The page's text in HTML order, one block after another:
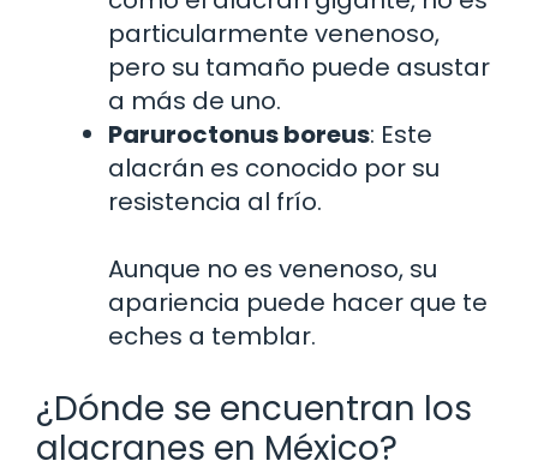
particularmente venenoso,
pero su tamaño puede asustar
a más de uno.
Paruroctonus boreus: Este
alacrán es conocido por su
resistencia al frío.
Aunque no es venenoso, su
apariencia puede hacer que te
eches a temblar.
¿Dónde se encuentran los
alacranes en México?